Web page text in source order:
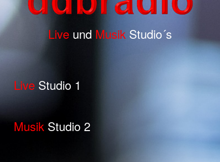
Live und Musik Studio´s
Live Studio 1
Musik Studio 2